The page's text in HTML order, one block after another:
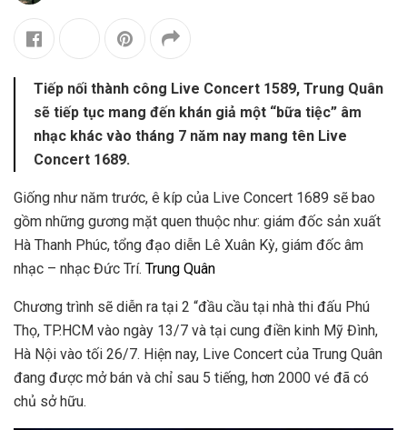
Tiếp nối thành công Live Concert 1589, Trung Quân
sẽ tiếp tục mang đến khán giả một “bữa tiệc” âm
nhạc khác vào tháng 7 năm nay mang tên Live
Concert 1689.
Giống như năm trước, ê kíp của Live Concert 1689 sẽ bao
gồm những gương mặt quen thuộc như: giám đốc sản xuất
Hà Thanh Phúc, tổng đạo diễn Lê Xuân Kỳ, giám đốc âm
nhạc – nhạc Đức Trí. Trung Quân
Chương trình sẽ diễn ra tại 2 “đầu cầu tại nhà thi đấu Phú
Thọ, TP.HCM vào ngày 13/7 và tại cung điền kinh Mỹ Đình,
Hà Nội vào tối 26/7. Hiện nay, Live Concert của Trung Quân
đang được mở bán và chỉ sau 5 tiếng, hơn 2000 vé đã có
chủ sở hữu.